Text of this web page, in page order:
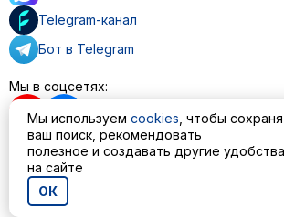
Telegram-канал
Бот в Telegram
Мы в соцсетях:
Пользовательское соглашение
Политика обработки персональных данных
© ООО «МППМ» 2023—2026
Мы используем cookies , чтобы
ваш поиск, рекомендовать
полезное и создавать другие удобства
на сайте
ОК